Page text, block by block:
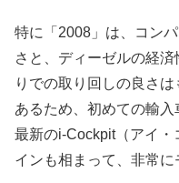
特に「2008」は、コン
さと、ディーゼルの経
りでの取り回しの良さ
あるため、初めての輸入
最新のi-Cockpit（アイ
インも相まって、非常に